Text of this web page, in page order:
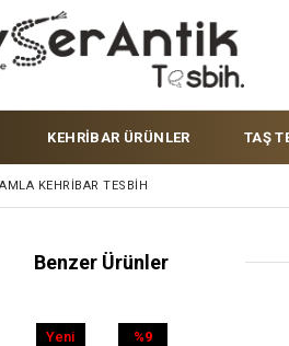
KEHRİBAR ÜRÜNLER TAŞ
KEHRIBAR TESBIH
Benzer Ürünler
Yeni
%9